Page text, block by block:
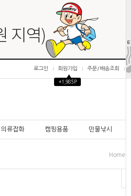
로그인 회원가입
▲
+1,985P
주문/배송조회
의류잡화 캠핑용품 민물낚시
Home